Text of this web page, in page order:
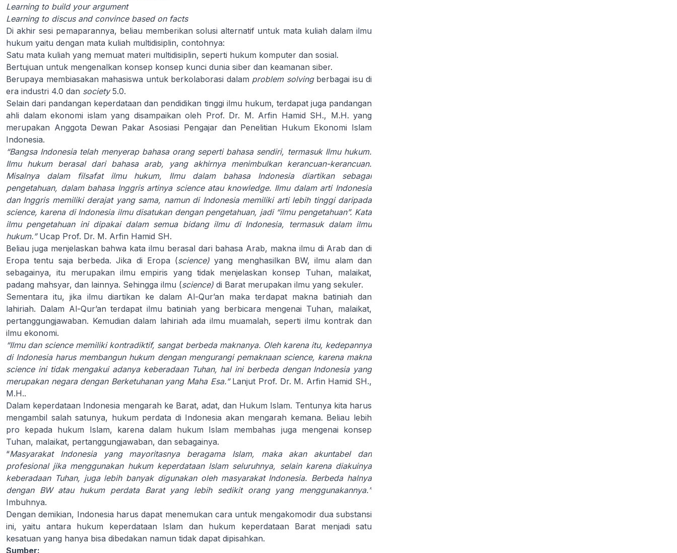
Learning to build your argument
Learning to discus and convince based on facts
Di akhir sesi pemaparannya, beliau memberikan solusi alternatif untuk mata kuliah dalam ilmu
hukum yaitu dengan mata kuliah multidisiplin, contohnya:
Satu mata kuliah yang memuat materi multidisiplin, seperti hukum komputer dan sosial.
Bertujuan untuk mengenalkan konsep konsep kunci dunia siber dan keamanan siber.
Berupaya membiasakan mahasiswa untuk berkolaborasi dalam problem solvingberbagai isu di
era industri 4.0 dan society5.0.
Selain dari pandangan keperdataan dan pendidikan tinggi ilmu hukum, terdapat juga pandangan
ahli dalam ekonomi islam yang disampaikan oleh Prof. Dr. M. Arfin Hamid SH., M.H. yang
merupakan Anggota Dewan Pakar Asosiasi Pengajar dan Penelitian Hukum Ekonomi Islam
Indonesia.
“Bangsa Indonesia telah menyerap bahasa orang seperti bahasa sendiri, termasuk Ilmu hukum.
Ilmu hukum berasal dari bahasa arab, yang akhirnya menimbulkan kerancuan-kerancuan.
Misalnya dalam filsafat ilmu hukum, Ilmu dalam bahasa Indonesia diartikan sebagai
pengetahuan, dalam bahasa Inggris artinya science atau knowledge. Ilmu dalam arti Indonesia
dan Inggris memiliki derajat yang sama, namun di Indonesia memiliki arti lebih tinggi daripada
science, karena di Indonesia ilmu disatukan dengan pengetahuan, jadi “ilmu pengetahuan”. Kata
ilmu pengetahuan ini dipakai dalam semua bidang ilmu di Indonesia, termasuk dalam ilmu
hukum.” Ucap Prof. Dr. M. Arfin Hamid SH.
Beliau juga menjelaskan bahwa kata ilmu berasal dari bahasa Arab, makna ilmu di Arab dan di
Eropa tentu saja berbeda. Jika di Eropa (science) yang menghasilkan BW, ilmu alam dan
sebagainya, itu merupakan ilmu empiris yang tidak menjelaskan konsep Tuhan, malaikat,
padang mahsyar, dan lainnya. Sehingga ilmu (science) di Barat merupakan ilmu yang sekuler.
Sementara itu, jika ilmu diartikan ke dalam Al-Qur’an maka terdapat makna batiniah dan
lahiriah. Dalam Al-Qur’an terdapat ilmu batiniah yang berbicara mengenai Tuhan, malaikat,
pertanggungjawaban. Kemudian dalam lahiriah ada ilmu muamalah, seperti ilmu kontrak dan
ilmu ekonomi.
“Ilmu dan science memiliki kontradiktif, sangat berbeda maknanya. Oleh karena itu, kedepannya
di Indonesia harus membangun hukum dengan mengurangi pemaknaan science, karena makna
science ini tidak mengakui adanya keberadaan Tuhan, hal ini berbeda dengan Indonesia yang
merupakan negara dengan Berketuhanan yang Maha Esa.” Lanjut Prof. Dr. M. Arfin Hamid SH.,
M.H..
Dalam keperdataan Indonesia mengarah ke Barat, adat, dan Hukum Islam. Tentunya kita harus
mengambil salah satunya, hukum perdata di Indonesia akan mengarah kemana. Beliau lebih
pro kepada hukum Islam, karena dalam hukum Islam membahas juga mengenai konsep
Tuhan, malaikat, pertanggungjawaban, dan sebagainya.
“Masyarakat Indonesia yang mayoritasnya beragama Islam, maka akan akuntabel dan
profesional jika menggunakan hukum keperdataan Islam seluruhnya, selain karena diakuinya
keberadaan Tuhan, juga lebih banyak digunakan oleh masyarakat Indonesia. Berbeda halnya
dengan BW atau hukum perdata Barat yang lebih sedikit orang yang menggunakannya.”
Imbuhnya.
Dengan demikian, Indonesia harus dapat menemukan cara untuk mengakomodir dua substansi
ini, yaitu antara hukum keperdataan Islam dan hukum keperdataan Barat menjadi satu
kesatuan yang hanya bisa dibedakan namun tidak dapat dipisahkan.
Sumber: